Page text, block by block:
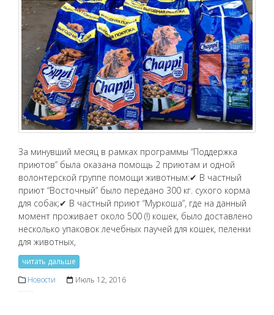
За минувший месяц в рамках программы “Поддержка
приютов” была оказана помощь 2 приютам и одной
волонтерской группе помощи животным:✔ В частный
приют “Восточный” было передано 300 кг. сухого корма
для собак;✔ В частный приют “Муркоша”, где на данный
момент проживает около 500 (!) кошек, было доставлено
несколько упаковок лечебных паучей для кошек, пеленки
для животных,
читать дальше
Новости
Июль 12, 2016